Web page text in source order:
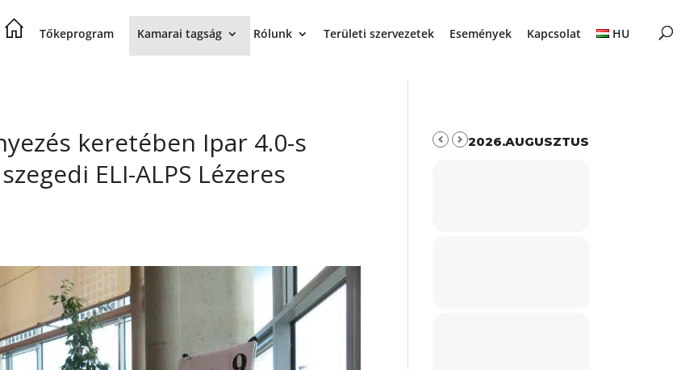
Tőkeprogram Kamarai tagság Rólunk Területi szervezetek Események Kapcsolat HU
keretében Ipar 4.0-s
ELI-ALPS Lézeres
2026.AUGUSZTUS